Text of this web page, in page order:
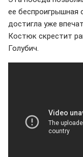
ее беспроигрышная
достигла уже
Костюк скрестит
Голубич.